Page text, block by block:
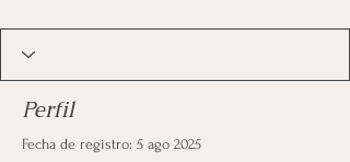
Perfil
Fecha de registro: 5 ago 2025